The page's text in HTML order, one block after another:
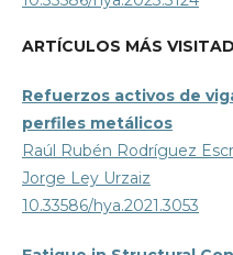
ARTÍCULOS MÁS
Refuerzos activos de
perfiles metálicos
Raúl Rubén Rodríguez
Jorge Ley Urzaiz
10.33586/hya.2021.3053